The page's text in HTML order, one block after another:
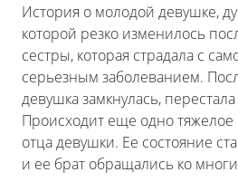
История о молодой девушке,
которой резко изменилось
сестры, которая страдала с
серьезным заболеванием.
девушка замкнулась,
Происходит еще одно тяжелое
отца девушки. Ее состояние
и ее брат обращались ко